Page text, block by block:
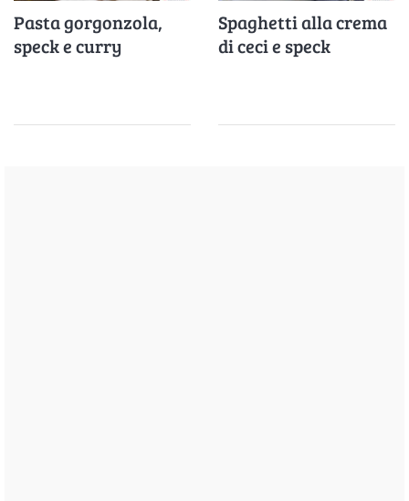
Pasta gorgonzola,
speck e curry
Spaghetti alla crema
di ceci e speck